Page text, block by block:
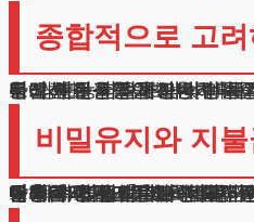
종합적으로 고려
겪고 계신 어려움과 걱정을 잘 이해했습니다. 대출이자미납 인한 심적 부담이 매우 크실 것 같습니다. 제가 질문하신 내용들을 하나하나 상세히 설명드리겠습니다. 우선 채무감면 제도는 법원이 공식 인정하는 절차입니다. 상환능력을 초과하는 채무로 고통받는 분들의 경제적 회복을 지
비밀유지와 지
실제로 매달 지불해야 할 금액은 수입에서 기본생계비를 제외한 금액으로 정해집니다. 여기서 중요한 점은 주거비, 의료비, 교육비 등 필수지
연령대와 관계없이 성실한 상환의지가 있다면 지원받으실 수 있습니다. 비밀유지에 대해 걱정하시는 부분도 이해합니다.
대출이자미납 문제해결을 위한 모든 절차는 철저한 보안 하에 진행됩니다. 가족이나 직장에
신청과 동시에 추심행위가 중단되므로 더 이상의 압류나 독촉도 없습니다.